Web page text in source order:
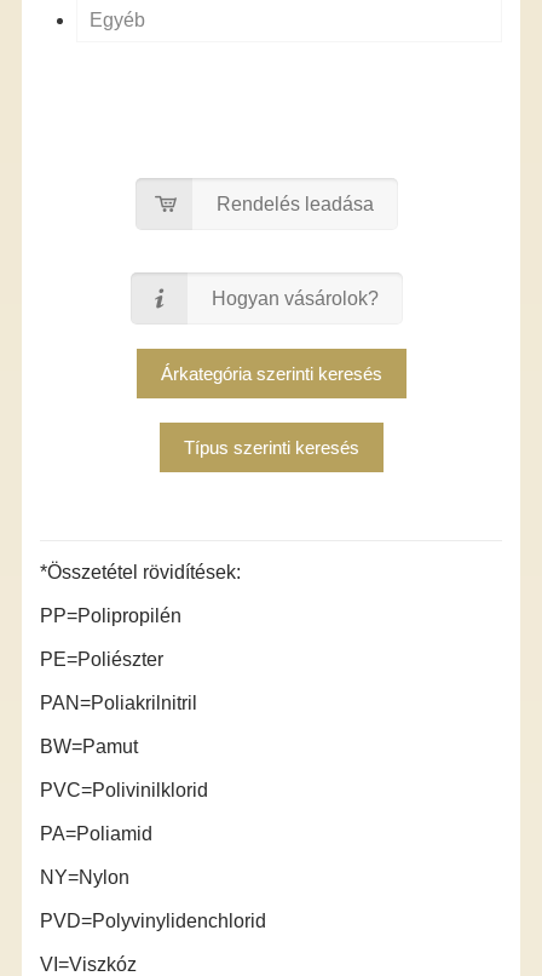
Egyéb
Rendelés leadása
Hogyan vásárolok?
Árkategória szerinti keresés
Típus szerinti keresés
*Összetétel rövidítések:
PP=Polipropilén
PE=Poliészter
PAN=Poliakrilnitril
BW=Pamut
PVC=Polivinilklorid
PA=Poliamid
NY=Nylon
PVD=Polyvinylidenchlorid
VI=Viszkóz